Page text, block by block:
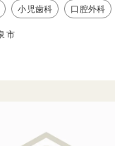
小児歯科 口腔外科
市